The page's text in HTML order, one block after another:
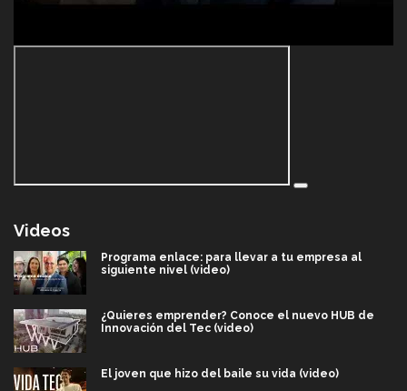
Videos
Programa enlace: para llevar a tu empresa al
siguiente nivel (video)
¿Quieres emprender? Conoce el nuevo HUB de
Innovación del Tec (video)
El joven que hizo del baile su vida (video)